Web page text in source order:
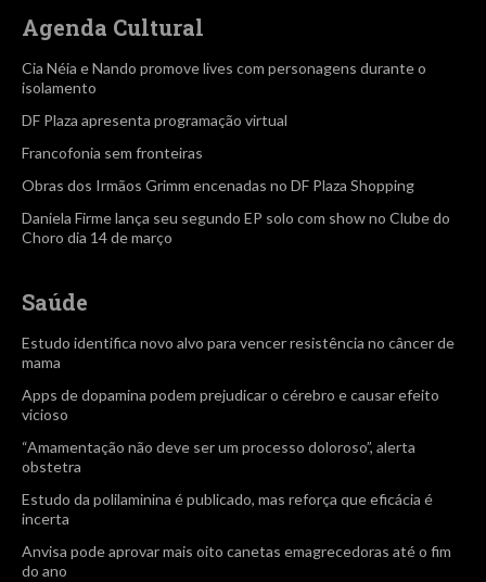
Agenda Cultural
Cia Néia e Nando promove lives com personagens durante o
isolamento
DF Plaza apresenta programação virtual
Francofonia sem fronteiras
Obras dos Irmãos Grimm encenadas no DF Plaza Shopping
Daniela Firme lança seu segundo EP solo com show no Clube do
Choro dia 14 de março
Saúde
Estudo identifica novo alvo para vencer resistência no câncer de
mama
Apps de dopamina podem prejudicar o cérebro e causar efeito
vicioso
“Amamentação não deve ser um processo doloroso”, alerta
obstetra
Estudo da polilaminina é publicado, mas reforça que eficácia é
incerta
Anvisa pode aprovar mais oito canetas emagrecedoras até o fim
do ano